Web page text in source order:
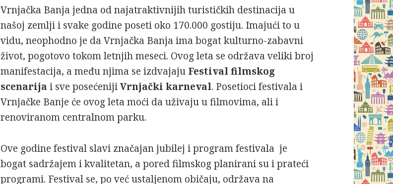
Vrnjačka Banja jedna od najatraktivnijih turističkih destinacija u
našoj zemlji i svake godine poseti oko 170.000 gostiju. Imajući to u
vidu, neophodno je da Vrnjačka Banja ima bogat kulturno-zabavni
život, pogotovo tokom letnjih meseci. Ovog leta se održava veliki broj
manifestacija, a među njima se izdvajaju Festival filmskog
scenarijai sve posećenijiVrnjački karneval. Posetioci festivala i
Vrnjačke Banje će ovog leta moći da uživaju u filmovima, ali i
renoviranom centralnom parku.
Ove godine festival slavi značajan jubilej i program festivala je
bogat sadržajem i kvalitetan, a pored filmskog planirani su i prateći
programi. Festival se, po već ustaljenom običaju, održava na